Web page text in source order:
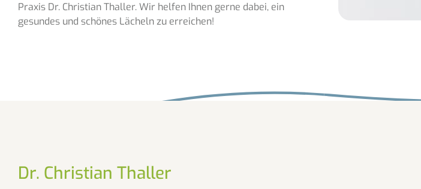
Praxis Dr. Christian Thaller. Wir helfen Ihnen gerne dabei, ein
gesundes und schönes Lächeln zu erreichen!
Dr. Christian Thaller